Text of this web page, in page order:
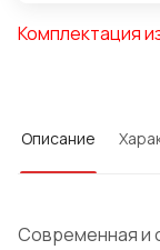
Комплектация
Описание
Современная и